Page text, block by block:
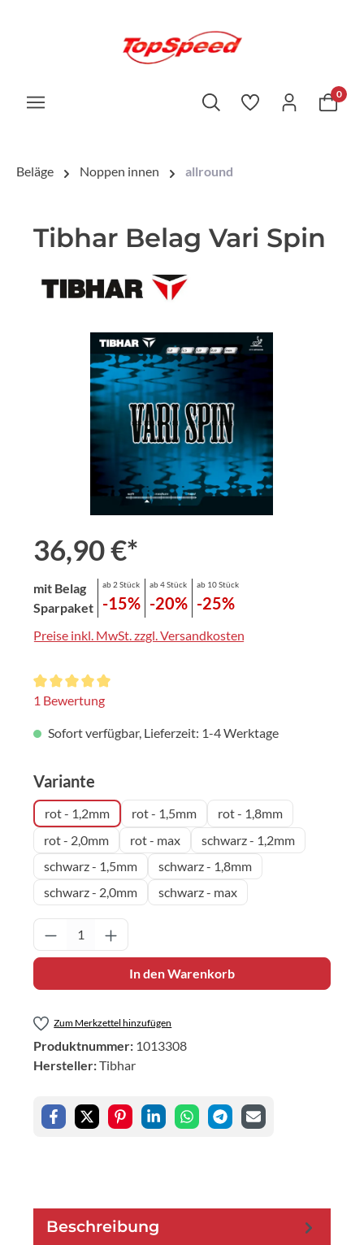
0
Beläge Noppen innen allround
Tibhar Belag Vari Spin
Bildergalerie überspringen
36,90 €*
mit Belag
Sparpaket
ab 2 Stück
-15%
ab 4 Stück
-20%
ab 10 Stück
-25%
Preise inkl. MwSt. zzgl. Versandkosten
Durchschnittliche Bewertung von 5 von 5 Sternen
1 Bewertung
Sofort verfügbar, Lieferzeit: 1-4 Werktage
Variante
rot - 1,2mm rot - 1,5mm
rot - 1,8mm
rot - 2,0mm
rot - max
schwarz - 1,2mm
schwarz - 1,5mm
schwarz - 1,8mm
schwarz - 2,0mm
schwarz - max
Produkt Anzahl: Gib den gewünschten
In den Warenkorb
Zum Merkzettel hinzufügen
Produktnummer: 1013308
Hersteller:Tibhar
Beschreibung